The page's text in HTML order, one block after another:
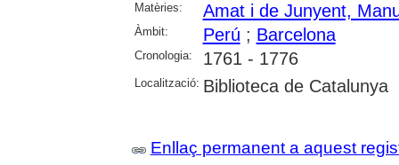
Matèries:
Amat i de Junyent,
Àmbit: Perú ; Barcelona
Cronologia: 1761 - 1776
Localització: Biblioteca de Catalunya
Enllaç permanent a aquest